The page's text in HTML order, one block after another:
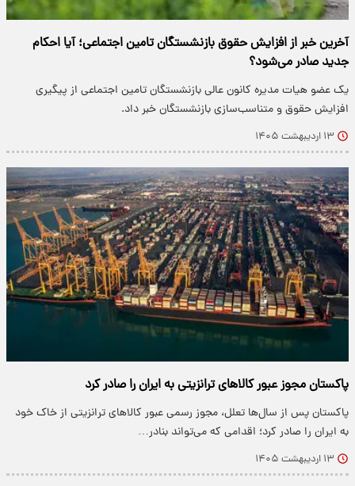
آخرین خبر از افزایش حقوق بازنشستگان تامین اجتماعی؛ آیا احکام
جدید صادر می‌شود؟
یک عضو هیات مدیره کانون عالی بازنشستگان تامین اجتماعی از پیگیری
افزایش حقوق و متناسب‌سازی بازنشستگان خبر داد.
۱۳ اردیبهشت ۱۴۰۵
پاکستان مجوز عبور کالاهای ترانزیتی به ایران را صادر کرد
پاکستان پس از سال‌ها تعلل، مجوز رسمی عبور کالاهای ترانزیتی از خاک خود
به ایران را صادر کرد؛ اقدامی که می‌تواند بنادر…
۱۳ اردیبهشت ۱۴۰۵